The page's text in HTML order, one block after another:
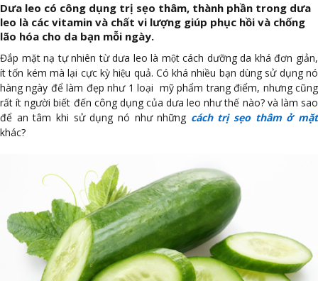
Dưa leo có công dụng trị sẹo thâm, thành phần trong dưa
leo là các vitamin và chất vi lượng giúp phục hồi và chống
lão hóa cho da bạn mỗi ngày.
Đắp mặt nạ tự nhiên từ dưa leo là một cách dưỡng da khá đơn giản,
ít tốn kém mà lại cực kỳ hiệu quả. Có khá nhiều bạn dùng sử dụng nó
hàng ngày để làm đẹp như 1 loại mỹ phẩm trang điểm, nhưng cũng
rất ít người biết đến công dụng của dưa leo như thế nào? và làm sao
để an tâm khi sử dụng nó như những cách trị sẹo thâm ở mặt
khác?